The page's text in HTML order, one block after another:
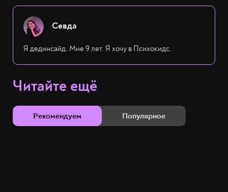
Севда
Я дединсайд. Мне 9 лет. Я хочу в Психокидс.
Читайте ещё
Рекомендуем Популярное